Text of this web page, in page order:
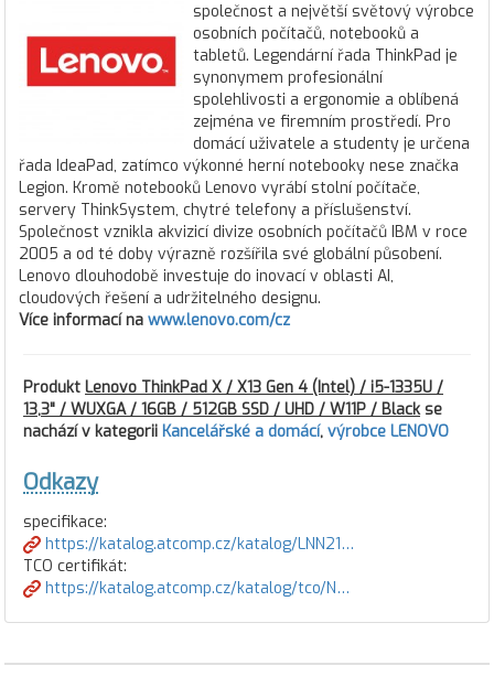
společnost a největší světový výrobce
osobních počítačů, notebooků a
tabletů. Legendární řada ThinkPad je
synonymem profesionální
spolehlivosti a ergonomie a oblíbená
zejména ve firemním prostředí. Pro
domácí uživatele a studenty je určena
řada IdeaPad, zatímco výkonné herní notebooky nese značka
Legion. Kromě notebooků Lenovo vyrábí stolní počítače,
servery ThinkSystem, chytré telefony a příslušenství.
Společnost vznikla akvizicí divize osobních počítačů IBM v roce
2005 a od té doby výrazně rozšířila své globální působení.
Lenovo dlouhodobě investuje do inovací v oblasti AI,
cloudových řešení a udržitelného designu.
Více informací na www.lenovo.com/cz
Produkt Lenovo ThinkPad X / X13 Gen 4 (Intel) / i5-1335U /
13,3" / WUXGA / 16GB / 512GB SSD / UHD / W11P / Blackse
nachází v kategorii Kancelářské a domácí, výrobce LENOVO
Odkazy
specifikace:
https://katalog.atcomp.cz/katalog/LNN21…
TCO certifikát:
https://katalog.atcomp.cz/katalog/tco/N…